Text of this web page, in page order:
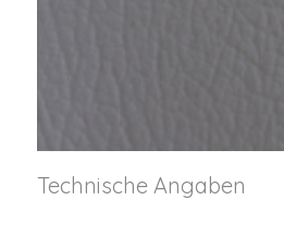
Technische Angaben